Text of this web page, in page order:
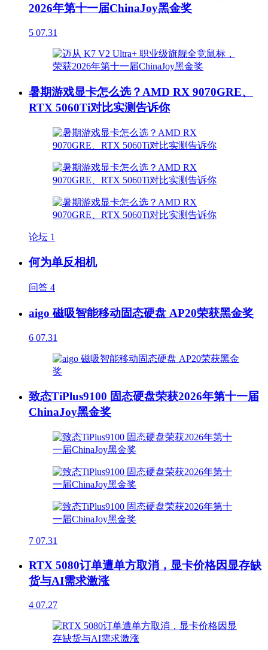
2026年第十一届ChinaJoy黑金奖
5 07.31
暑期游戏显卡怎么选？AMD RX 9070GRE、
RTX 5060Ti对比实测告诉你
论坛 1
何为单反相机
问答 4
aigo 磁吸智能移动固态硬盘 AP20荣获黑金奖
6 07.31
致态TiPlus9100 固态硬盘荣获2026年第十一届
ChinaJoy黑金奖
7 07.31
RTX 5080订单遭单方取消，显卡价格因显存缺
货与AI需求激涨
4 07.27